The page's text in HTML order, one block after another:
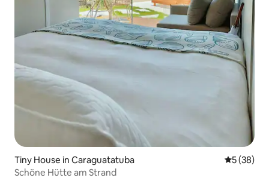
Tiny House in Caraguatatuba
5 (38)
Schöne Hütte am Strand